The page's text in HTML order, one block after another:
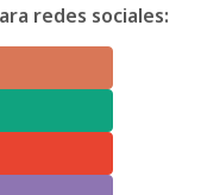
redes sociales: